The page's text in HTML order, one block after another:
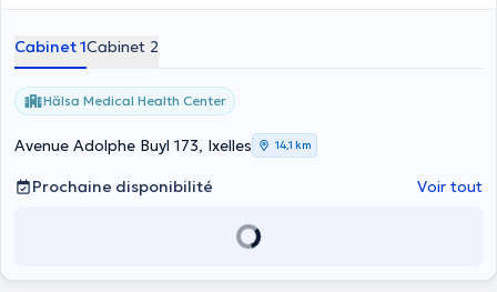
Cabinet 1Cabinet 2
Hälsa Medical Health Center
Avenue Adolphe Buyl 173, Ixelles 14,1 km
Prochaine disponibilité Voir tout